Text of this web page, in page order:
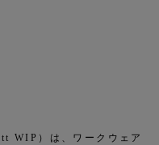
WIP）は、ワークウェア